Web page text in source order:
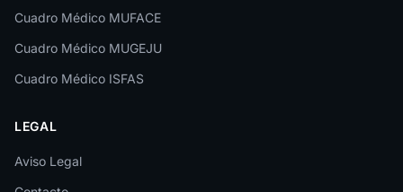
Lleida
Lugo
Málaga
Melilla
Cuadro Médico MUFACE
Cuadro Médico MUGEJU
Cuadro Médico ISFAS
LEGAL
Aviso Legal